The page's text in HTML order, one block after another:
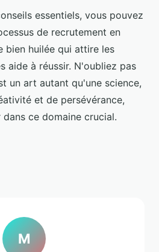
essentiels, vous pouvez
de recrutement en
bien huilée qui attire les
aide à réussir. N'oubliez pas
un art autant qu'une science,
et de persévérance,
ce domaine crucial.
M